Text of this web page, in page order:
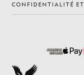
CONFIDENTIALITÉ ET